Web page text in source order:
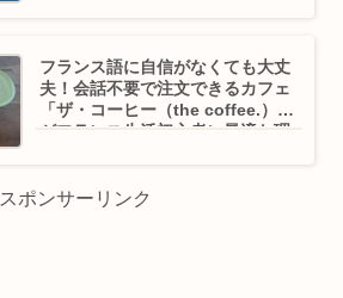
フランス語に自信がなくても大丈
夫！会話不要で注文できるカフェ
「ザ・コーヒー（the coffee.）」
がフランス生活初心者に最適な理
スポンサーリンク